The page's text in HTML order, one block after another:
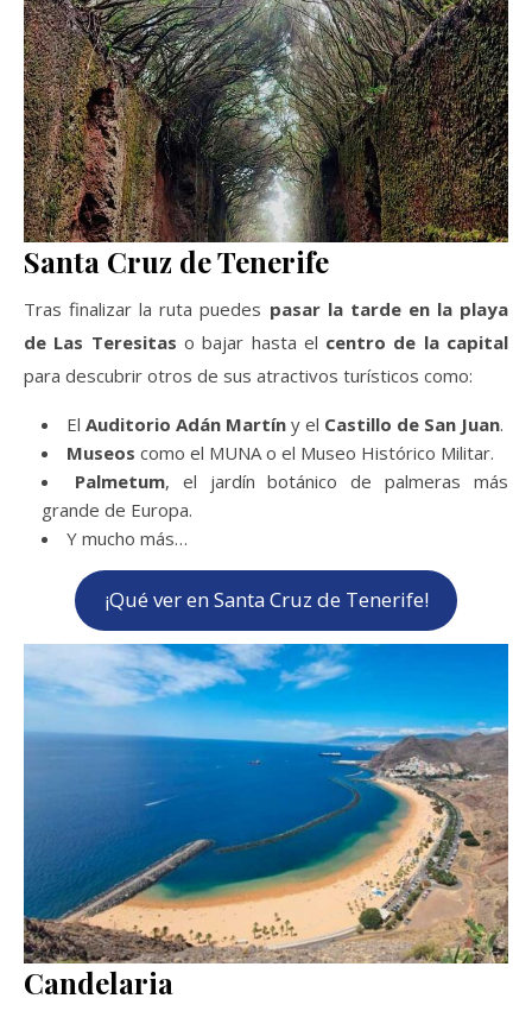
Santa Cruz de Tenerife
Tras finalizar la ruta puedes pasar la tarde en la playa
de Las Teresitas o bajar hasta el centro de la capital
para descubrir otros de sus atractivos turísticos como:
El Auditorio Adán Martín y el Castillo de San Juan.
Museos como el MUNA o el Museo Histórico Militar.
Palmetum, el jardín botánico de palmeras más
grande de Europa.
Y mucho más…
¡Qué ver en Santa Cruz de Tenerife!
Candelaria